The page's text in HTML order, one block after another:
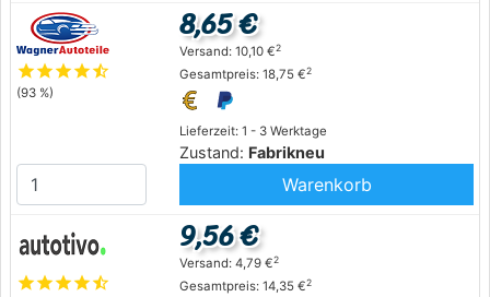
starstarstarstarstar_half
(93 %)
Lieferzeit: 1 - 3 Werktage
Zustand: Fabrikneu
8,65 €
Versand: 10,10 €2
Gesamtpreis: 18,75 €2
Warenkorb
starstarstarstarstar_half
9,56 €
Versand: 4,79 €2
Gesamtpreis: 14,35 €2